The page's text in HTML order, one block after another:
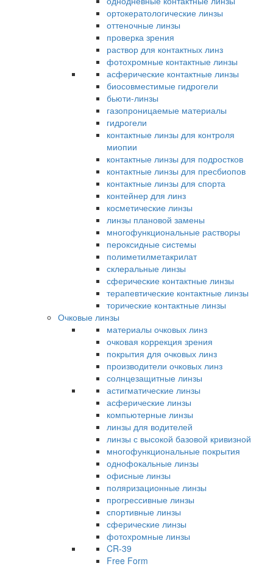
ортокератологические линзы
оттеночные линзы
проверка зрения
раствор для контактных линз
фотохромные контактные линзы
асферические контактные линзы
биосовместимые гидрогели
бьюти-линзы
газопроницаемые материалы
гидрогели
контактные линзы для контроля
миопии
контактные линзы для подростков
контактные линзы для пресбиопов
контактные линзы для спорта
контейнер для линз
косметические линзы
линзы плановой замены
многофункциональные растворы
пероксидные системы
полиметилметакрилат
склеральные линзы
сферические контактные линзы
терапевтические контактные линзы
торические контактные линзы
Очковые линзы
материалы очковых линз
очковая коррекция зрения
покрытия для очковых линз
производители очковых линз
солнцезащитные линзы
астигматические линзы
асферические линзы
компьютерные линзы
линзы для водителей
линзы с высокой базовой кривизной
многофункциональные покрытия
однофокальные линзы
офисные линзы
поляризационные линзы
прогрессивные линзы
спортивные линзы
сферические линзы
фотохромные линзы
CR-39
Free Form